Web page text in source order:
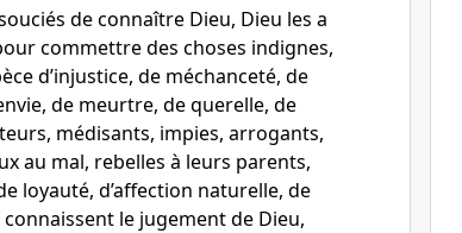
de connaître Dieu, Dieu les a
commettre des choses indignes,
d’injustice, de méchanceté, de
de meurtre, de querelle, de
médisants, impies, arrogants,
au mal, rebelles à leurs parents,
loyauté, d’affection naturelle, de
connaissent le jugement de Dieu,